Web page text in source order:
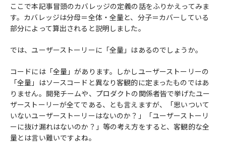
ここで本記事冒頭のカバレッジの定義の話をふりかえってみま
す。カバレッジは分母＝全体・全量と、分子＝カバーしている
部分によって算出されると説明しました。
では、ユーザーストーリーに「全量」はあるのでしょうか。
コードには「全量」があります。しかしユーザーストーリーの
「全量」はソースコードと異なり客観的に定まったものではあ
りません。開発チームや、プロダクトの関係者皆で挙げたユー
ザーストーリーが全てである、とも言えますが、「思いついて
いないユーザーストーリーはないのか？」「ユーザーストーリ
ーに抜け漏れはないのか？」等の考え方をすると、客観的な全
量とは言い難いですよね。